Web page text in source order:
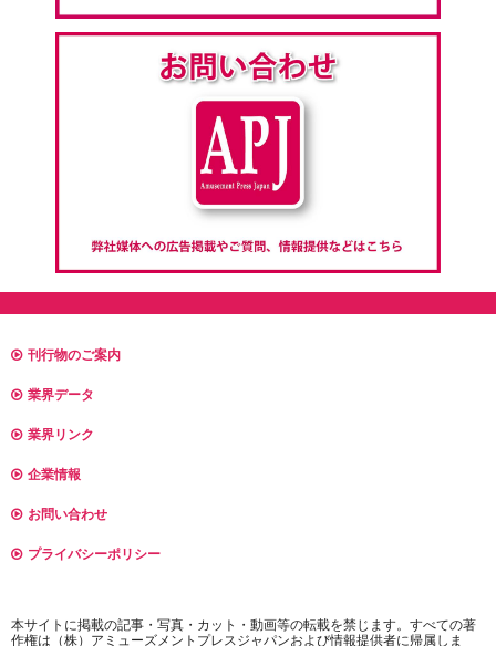
刊行物のご案内
業界データ
業界リンク
企業情報
お問い合わせ
プライバシーポリシー
本サイトに掲載の記事・写真・カット・動画等の転載を禁じます。すべての著
作権は（株）アミューズメントプレスジャパンおよび情報提供者に帰属しま